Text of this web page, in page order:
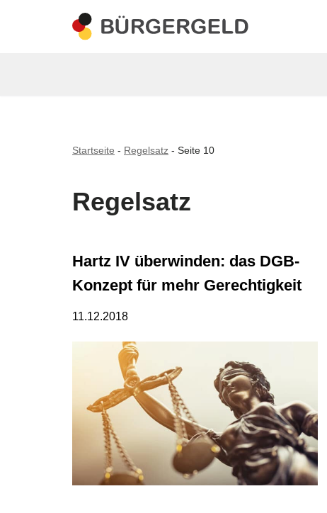
Startseite - Regelsatz - Seite 10
Regelsatz
Hartz IV überwinden: das DGB-
Konzept für mehr Gerechtigkeit
11.12.2018